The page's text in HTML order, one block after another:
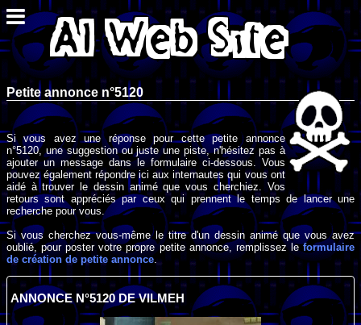
Petite annonce n°5120
Si vous avez une réponse pour cette petite annonce
n°5120, une suggestion ou juste une piste, n'hésitez pas à
ajouter un message dans le formulaire ci-dessous. Vous
pouvez également répondre ici aux internautes qui vous ont
aidé à trouver le dessin animé que vous cherchiez. Vos
retours sont appréciés par ceux qui prennent le temps de lancer une
recherche pour vous.
Si vous cherchez vous-même le titre d'un dessin animé que vous avez
oublié, pour poster votre propre petite annonce, remplissez leformulaire
de création de petite annonce .
ANNONCE N°5120 DE VILMEH